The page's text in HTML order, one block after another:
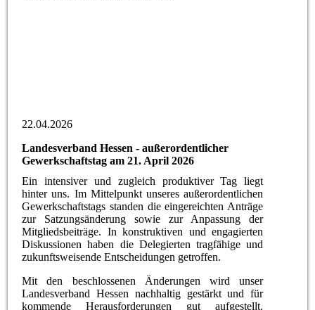
22.04.2026
Landesverband Hessen - außerordentlicher
Gewerkschaftstag am 21. April 2026
Ein intensiver und zugleich produktiver Tag liegt
hinter uns. Im Mittelpunkt unseres außerordentlichen
Gewerkschaftstags standen die eingereichten Anträge
zur Satzungsänderung sowie zur Anpassung der
Mitgliedsbeiträge. In konstruktiven und engagierten
Diskussionen haben die Delegierten tragfähige und
zukunftsweisende Entscheidungen getroffen.
Mit den beschlossenen Änderungen wird unser
Landesverband Hessen nachhaltig gestärkt und für
kommende Herausforderungen gut aufgestellt.